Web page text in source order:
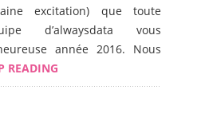
excitation) que toute
d’alwaysdata vous
année 2016. Nous
READING